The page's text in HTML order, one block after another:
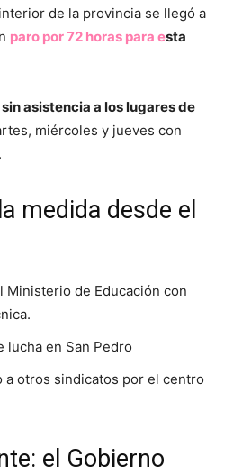
de la provincia se llegó a
paro por 72 horas para esta
asistencia a los lugares de
miércoles y jueves con
medida desde el
Ministerio de Educación con
lucha en San Pedro
a otros sindicatos por el centro
el Gobierno